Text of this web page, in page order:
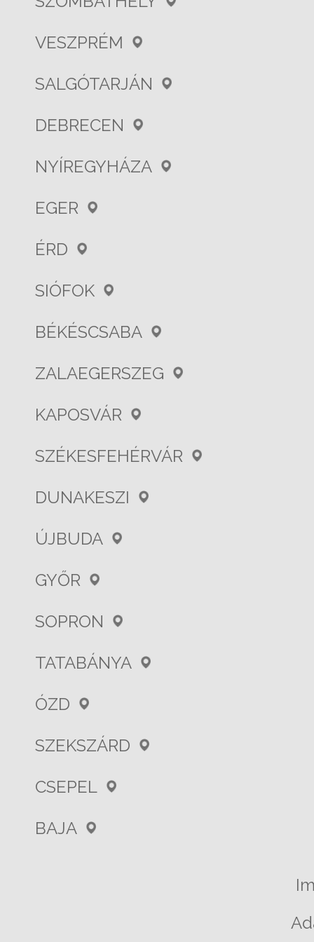
VESZPRÉM
SALGÓTARJÁN
DEBRECEN
NYÍREGYHÁZA
EGER
ÉRD
SIÓFOK
BÉKÉSCSABA
ZALAEGERSZEG
KAPOSVÁR
SZÉKESFEHÉRVÁR
DUNAKESZI
ÚJBUDA
GYŐR
SOPRON
TATABÁNYA
ÓZD
SZEKSZÁRD
CSEPEL
BAJA